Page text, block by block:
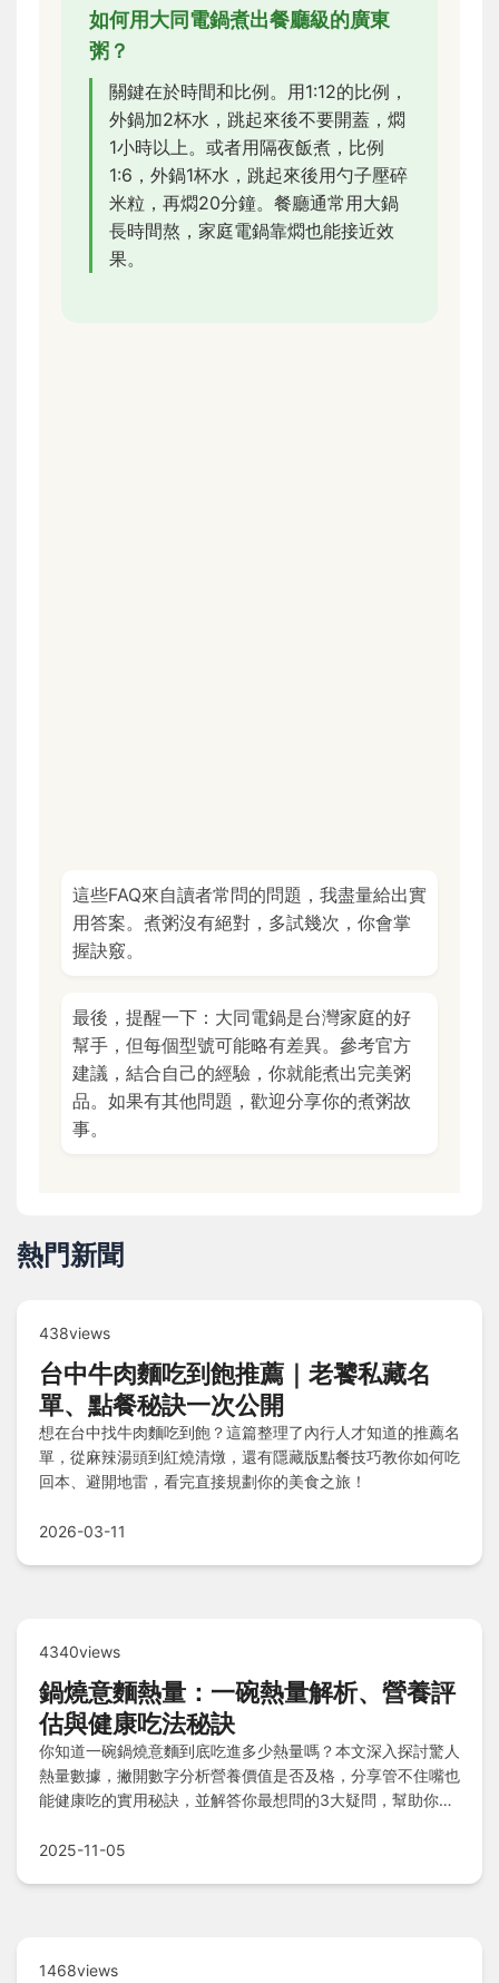
如何用大同電鍋煮出餐廳級的廣東
粥？
關鍵在於時間和比例。用1:12的比例，
外鍋加2杯水，跳起來後不要開蓋，燜
1小時以上。或者用隔夜飯煮，比例
1:6，外鍋1杯水，跳起來後用勺子壓碎
米粒，再燜20分鐘。餐廳通常用大鍋
長時間熬，家庭電鍋靠燜也能接近效
果。
這些FAQ來自讀者常問的問題，我盡量給出實
用答案。煮粥沒有絕對，多試幾次，你會掌
握訣竅。
最後，提醒一下：大同電鍋是台灣家庭的好
幫手，但每個型號可能略有差異。參考官方
建議，結合自己的經驗，你就能煮出完美粥
品。如果有其他問題，歡迎分享你的煮粥故
事。
熱門新聞
438views
台中牛肉麵吃到飽推薦｜老饕私藏名
單、點餐秘訣一次公開
想在台中找牛肉麵吃到飽？這篇整理了內行人才知道的推薦名
單，從麻辣湯頭到紅燒清燉，還有隱藏版點餐技巧教你如何吃
回本、避開地雷，看完直接規劃你的美食之旅！
2026-03-11
4340views
鍋燒意麵熱量：一碗熱量解析、營養評
估與健康吃法秘訣
你知道一碗鍋燒意麵到底吃進多少熱量嗎？本文深入探討驚人
熱量數據，撇開數字分析營養價值是否及格，分享管不住嘴也
能健康吃的實用秘訣，並解答你最想問的3大疑問，幫助你聰
2025-11-05
1468views